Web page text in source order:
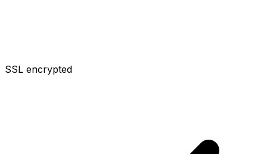
SSL encrypted